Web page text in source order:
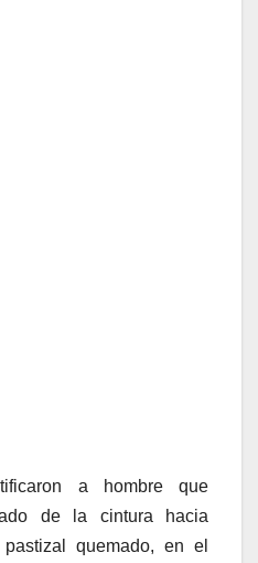
a hombre que
de la cintura hacia
quemado, en el